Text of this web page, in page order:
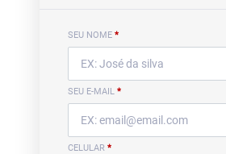
SEU NOME *
SEU E-MAIL *
CELULAR *